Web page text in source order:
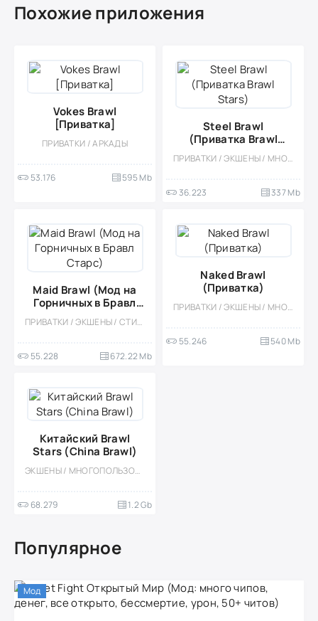
Похожие приложения
Vokes Brawl
[Приватка]
ПРИВАТКИ / АРКАДЫ
53.176 595 Mb
Steel Brawl
(Приватка Brawl
Stars)
ПРИВАТКИ / ЭКШЕНЫ / МНОГОПОЛЬЗОВАТЕЛЬСКАЯ / СТИЛИЗАЦИЯ
36.223 337 Mb
Maid Brawl (Мод на
Горничных в Бравл
Старс)
ПРИВАТКИ / ЭКШЕНЫ / СТИЛИЗАЦИЯ / ВСТРОЕННЫЙ КЕШ / МОД / ИЗОМЕТРИЯ
55.228 672.22 Mb
Naked Brawl
(Приватка)
ПРИВАТКИ / ЭКШЕНЫ / МНОГОПОЛЬЗОВАТЕЛЬСКАЯ / МОД / 18
55.246 540 Mb
Китайский Brawl
Stars (China Brawl)
ЭКШЕНЫ / МНОГОПОЛЬЗОВАТЕЛЬСКАЯ / СОРЕВНОВАТЕЛЬНАЯ / ШУТЕРЫ / ИЗОМЕТРИЯ / КАЗУАЛЬНЫЕ / СТИЛИЗАЦИЯ / ВСТРОЕННЫЙ КЕШ
68.279 1.2 Gb
Популярное
Мод